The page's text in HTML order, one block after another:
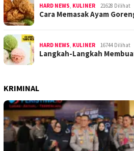
HARD NEWS, KULINER 21628 Dilihat
Cara Memasak Ayam
HARD NEWS, KULINER 16744 Dilihat
Langkah-Langkah
KRIMINAL